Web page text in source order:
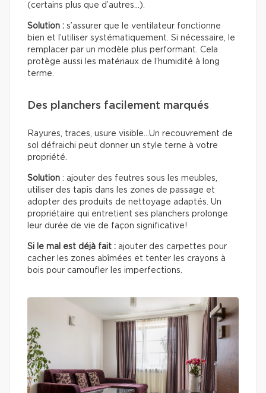
(certains plus que d’autres…).
Solution : s’assurer que le ventilateur fonctionne
bien et l’utiliser systématiquement. Si nécessaire, le
remplacer par un modèle plus performant. Cela
protège aussi les matériaux de l’humidité à long
terme.
Des planchers facilement marqués
Rayures, traces, usure visible…Un recouvrement de
sol défraichi peut donner un style terne à votre
propriété.
Solution : ajouter des feutres sous les meubles,
utiliser des tapis dans les zones de passage et
adopter des produits de nettoyage adaptés. Un
propriétaire qui entretient ses planchers prolonge
leur durée de vie de façon significative!
Si le mal est déjà fait : ajouter des carpettes pour
cacher les zones abîmées et tenter les crayons à
bois pour camoufler les imperfections.